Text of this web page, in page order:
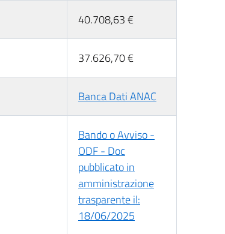
40.708,63 €
37.626,70 €
Banca Dati ANAC
Bando o Avviso -
ODF - Doc
pubblicato in
amministrazione
trasparente il:
18/06/2025